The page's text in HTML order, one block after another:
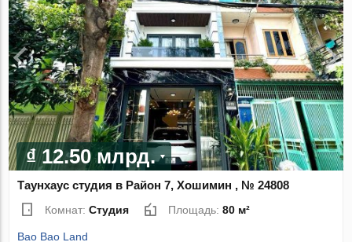
₫ 12.50 млрд.
Таунхаус студия в Район 7, Хошимин , № 24808
Комнат:Студия Площадь:80 м²
Bao Bao Land